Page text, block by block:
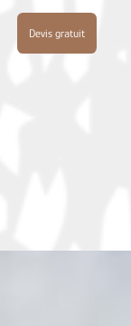
Devis gratuit